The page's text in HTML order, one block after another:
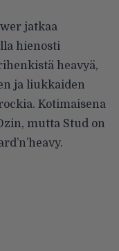
jatkaa
hienosti
heavyä,
ja liukkaiden
Kotimaisena
mutta Stud on